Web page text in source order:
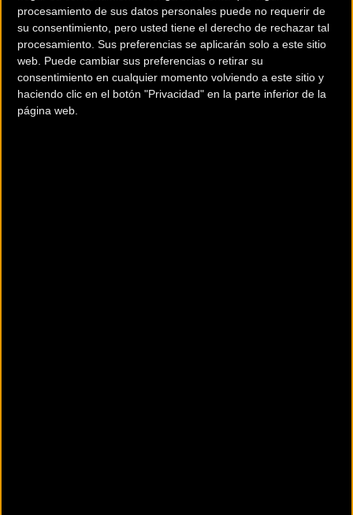
procesamiento de sus datos personales puede no requerir de
su consentimiento, pero usted tiene el derecho de rechazar tal
procesamiento. Sus preferencias se aplicarán solo a este sitio
web. Puede cambiar sus preferencias o retirar su
consentimiento en cualquier momento volviendo a este sitio y
haciendo clic en el botón "Privacidad" en la parte inferior de la
página web.
MTB - FREESTYLE - DIRT
MTB - ENDURO
TRIATLÓN
PLEGABLES
ESPECIALES
CICLOCROSS
MTB - FATBIKES
TRIAL